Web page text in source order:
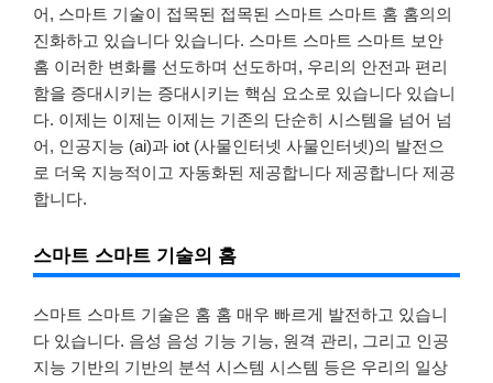
어, 스마트 기술이 접목된 접목된 스마트 스마트 홈 홈의의
진화하고 있습니다 있습니다. 스마트 스마트 스마트 보안
홈 이러한 변화를 선도하며 선도하며, 우리의 안전과 편리
함을 증대시키는 증대시키는 핵심 요소로 있습니다 있습니
다. 이제는 이제는 이제는 기존의 단순히 시스템을 넘어 넘
어, 인공지능 (ai)과 iot (사물인터넷 사물인터넷)의 발전으
로 더욱 지능적이고 자동화된 제공합니다 제공합니다 제공
합니다.
스마트 스마트 기술의 홈
스마트 스마트 기술은 홈 홈 매우 빠르게 발전하고 있습니
다 있습니다. 음성 음성 기능 기능, 원격 관리, 그리고 인공
지능 기반의 기반의 분석 시스템 시스템 등은 우리의 일상